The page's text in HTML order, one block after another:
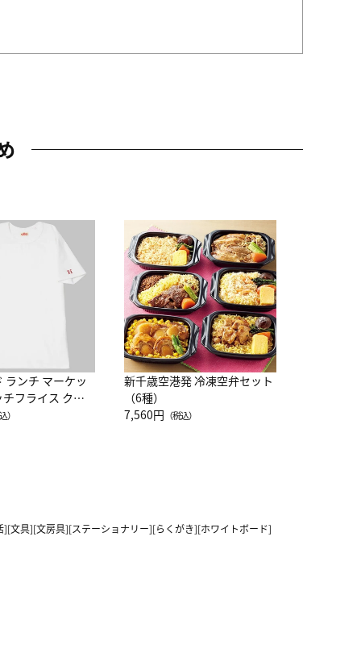
ランチ マーケッ
フライス クル
半袖Ｔシャツ
）
新千歳空港発 冷凍空弁セット
（6種）
7,560円 （税込）
文具][文房具][ステーショナリー][らくがき][ホワイトボード]